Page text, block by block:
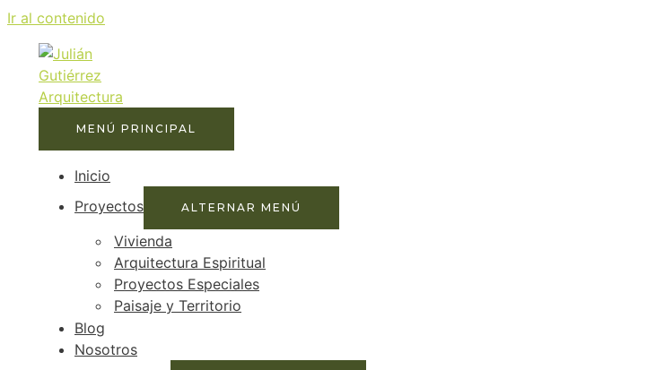
Ir al contenido
MENÚ PRINCIPAL
Inicio
Proyectos
ALTERNAR MENÚ
Vivienda
Arquitectura Espiritual
Proyectos Especiales
Paisaje y Territorio
Blog
Nosotros